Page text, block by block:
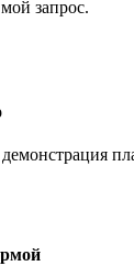
запрос.
демонстрация